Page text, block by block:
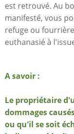
est retrouvé. Au
manifesté, vous
refuge ou
euthanasié à
A savoir :
Le propriétaire
dommages
ou qu'il se soit